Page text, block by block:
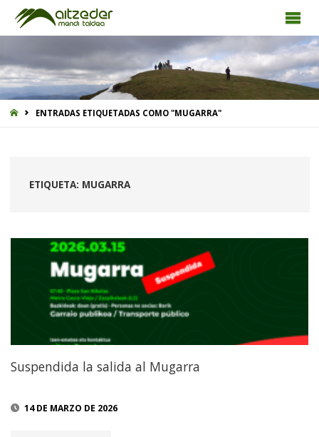
INICIOENTRADAS ETIQUETADAS COMO "MUGARRA"
ETIQUETA: MUGARRA
Suspendida la salida al Mugarra
14 DE MARZO DE 2026